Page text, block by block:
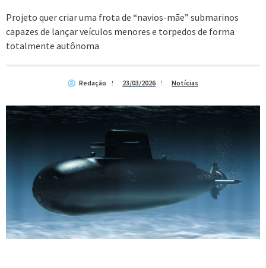
Projeto quer criar uma frota de “navios-mãe” submarinos
capazes de lançar veículos menores e torpedos de forma
totalmente autônoma
Redação 23/03/2026 Notícias